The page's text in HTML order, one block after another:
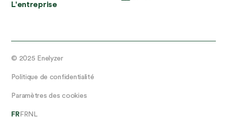
L'entreprise
© 2025 Enelyzer
Politique de confidentialité
Paramètres des cookies
FR FR NL